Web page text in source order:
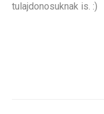
tulajdonosuknak is. :)